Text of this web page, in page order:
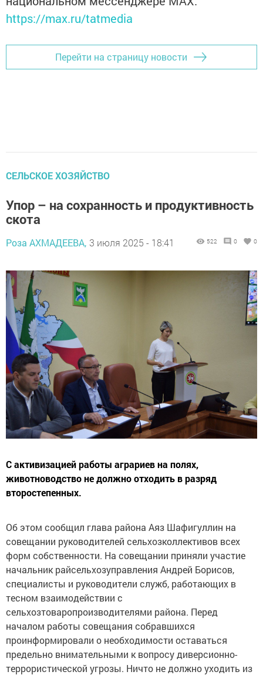
https://max.ru/tatmedia
Перейти на страницу новости
СЕЛЬСКОЕ ХОЗЯЙСТВО
Упор – на сохранность и продуктивность
скота
Роза АХМАДЕЕВА, 3 июля 2025 - 18:41 522 0 0
С активизацией работы аграриев на полях,
животноводство не должно отходить в разряд
второстепенных.
Об этом сообщил глава района Аяз Шафигуллин на
совещании руководителей сельхозколлективов всех
форм собственности. На совещании приняли участие
начальник райсельхозуправления Андрей Борисов,
специалисты и руководители служб, работающих в
тесном взаимодействии с
сельхозтоваропроизводителями района. Перед
началом работы совещания собравшихся
проинформировали о необходимости оставаться
предельно внимательными к вопросу диверсионно-
террористической угрозы. Ничто не должно уходить из